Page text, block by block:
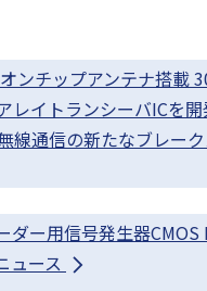
ンチップアンテナ搭載
レイトランシーバICを
線通信の新たなブレー
ダー用信号発生器CMOS
ュース